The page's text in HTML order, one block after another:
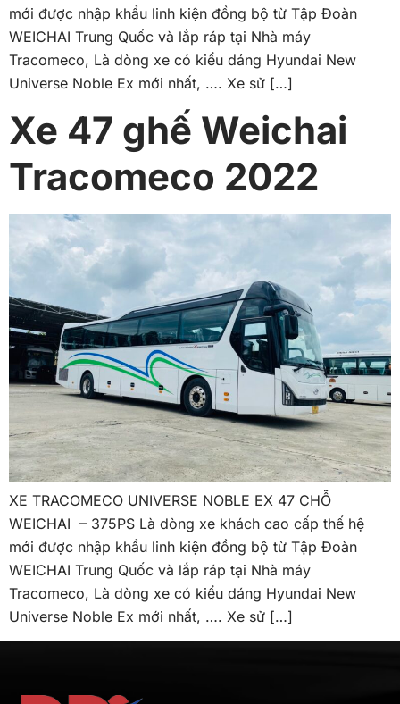
mới được nhập khẩu linh kiện đồng bộ từ Tập Đoàn
WEICHAI Trung Quốc và lắp ráp tại Nhà máy
Tracomeco, Là dòng xe có kiểu dáng Hyundai New
Universe Noble Ex mới nhất, …. Xe sử […]
Xe 47 ghế Weichai
Tracomeco 2022
XE TRACOMECO UNIVERSE NOBLE EX 47 CHỖ
WEICHAI – 375PS Là dòng xe khách cao cấp thế hệ
mới được nhập khẩu linh kiện đồng bộ từ Tập Đoàn
WEICHAI Trung Quốc và lắp ráp tại Nhà máy
Tracomeco, Là dòng xe có kiểu dáng Hyundai New
Universe Noble Ex mới nhất, …. Xe sử […]